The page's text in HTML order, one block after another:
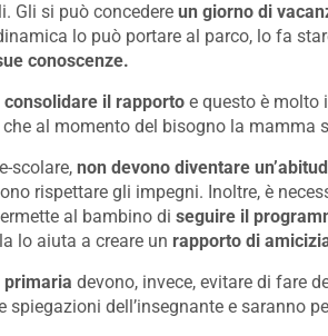
Gli si può concedere un giorno di
lo può portare al parco, lo fa
conoscenze.
consolidare il rapporto e questo è molto
al momento del bisogno la mamma
scolare, non devono diventare
rispettare gli impegni. Inoltre, è
al bambino di seguire il
lo aiuta a creare un rapporto di
primaria devono, invece, evitare di fare
spiegazioni dell’insegnante e saranno